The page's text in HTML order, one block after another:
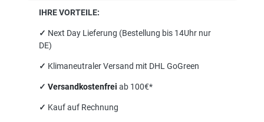
IHRE VORTEILE:
✓ Next Day Lieferung (Bestellung bis 14Uhr nur
DE)
✓ Klimaneutraler Versand mit DHL GoGreen
✓ Versandkostenfrei ab 100€*
✓ Kauf auf Rechnung